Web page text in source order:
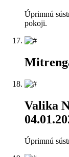
Úprimnú
pokoji.
Valika
Úprimnú